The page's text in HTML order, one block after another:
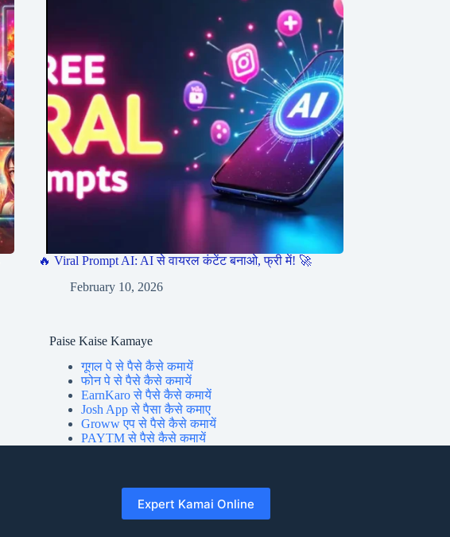
🔥 Viral Prompt AI: AI से वायरल कंटेंट बनाओ, फ्री में! 🚀
February 10, 2026
Paise Kaise Kamaye
गूगल पे से पैसे कैसे कमायें
फोन पे से पैसे कैसे कमायें
EarnKaro से पैसे कैसे कमायें
Josh App से पैसा कैसे कमाए
Groww एप से पैसे कैसे कमायें
PAYTM से पैसे कैसे कमायें
Expert Kamai Online